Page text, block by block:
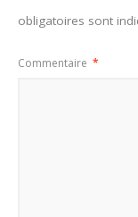
obligatoires sont
Commentaire *